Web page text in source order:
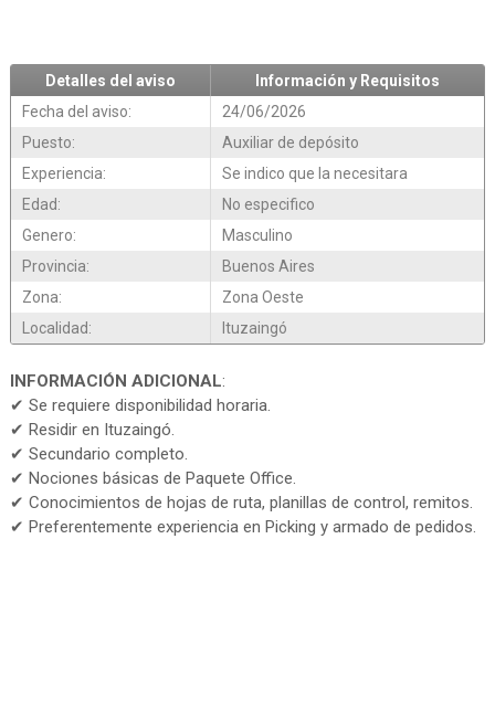
Detalles del aviso
Información y Requisitos
Fecha del aviso:
24/06/2026
Puesto:
Auxiliar de depósito
Experiencia:
Se indico que la necesitara
Edad:
No especifico
Genero:
Masculino
Provincia:
Buenos Aires
Zona:
Zona Oeste
Localidad:
Ituzaingó
INFORMACIÓN ADICIONAL:
✔ Se requiere disponibilidad horaria.
✔ Residir en Ituzaingó.
✔ Secundario completo.
✔ Nociones básicas de Paquete Office.
✔ Conocimientos de hojas de ruta, planillas de control, remitos.
✔ Preferentemente experiencia en Picking y armado de pedidos.